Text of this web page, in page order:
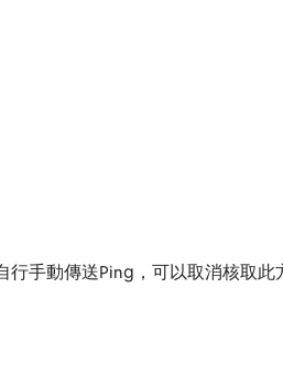
行手動傳送Ping，可以取消核取此